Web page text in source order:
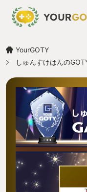
YourGOTY
しゅんすけはんの